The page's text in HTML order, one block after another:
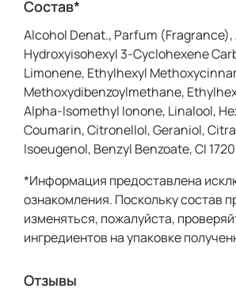
Состав*
Alcohol Denat., Parfum
Hydroxyisohexyl 3-Cyclohexene
Limonene, Ethylhexyl
Methoxydibenzoylmethane,
Alpha-Isomethyl Ionone, Linalool,
Coumarin, Citronellol, Geraniol,
Isoeugenol, Benzyl Benzoate, CI
*Информация предоставлена
ознакомления. Поскольку состав
изменяться, пожалуйста,
ингредиентов на упаковке
Отзывы